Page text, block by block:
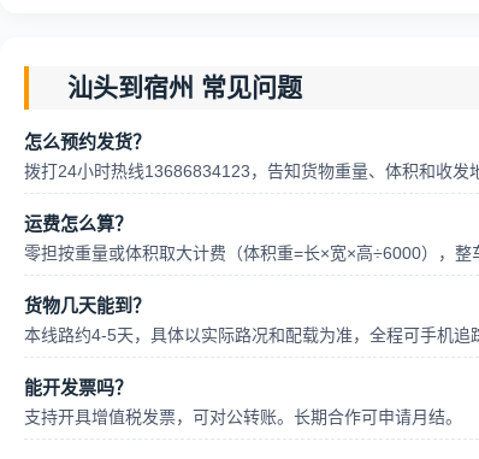
汕头到宿州 常见问题
怎么预约发货？
拨打24小时热线13686834123，告知货物重量、体积和收发
运费怎么算？
零担按重量或体积取大计费（体积重=长×宽×高÷6000），整
货物几天能到？
本线路约4-5天，具体以实际路况和配载为准，全程可手机追
能开发票吗？
支持开具增值税发票，可对公转账。长期合作可申请月结。